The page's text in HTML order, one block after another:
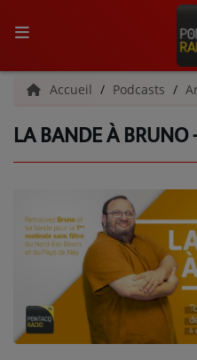
ACCUEIL
RADIO
L'ÉQUIPE
GRILLE DES PROGRAMMES
C'ÉTAIT QUOI CE TITRE ?
MÉDIAS
Accueil Podcasts
LA BANDE À